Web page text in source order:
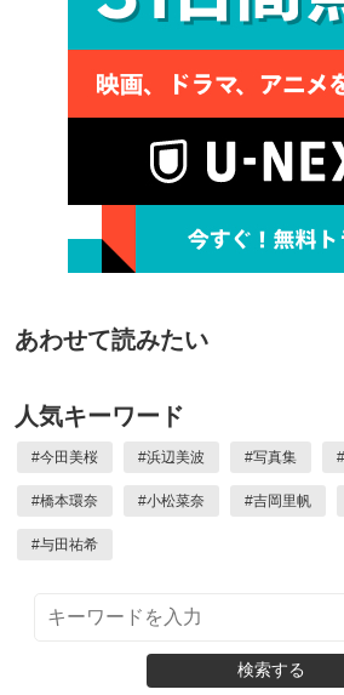
あわせて読みたい
人気キーワード
#今田美桜 #浜辺美波 #写真集 #
#橋本環奈 #小松菜奈 #吉岡里帆
#与田祐希
検索する